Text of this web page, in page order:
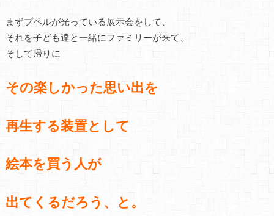
まずプペルが光っている展示会をして、
それを子ども達と一緒にファミリーが来て、
そして帰りに
その楽しかった思い出を
再生する装置として
絵本を買う人が
出てくるだろう、と。